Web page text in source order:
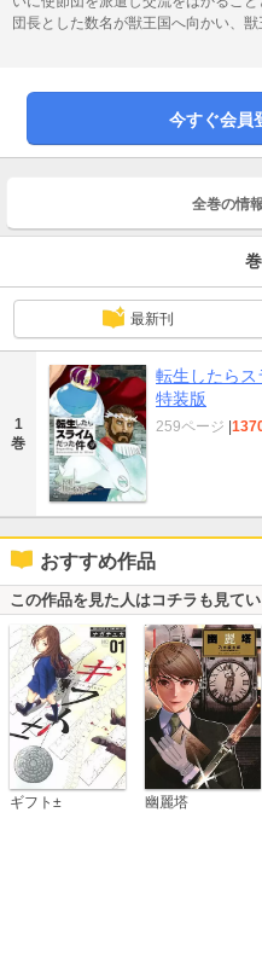
団長とした数名が獣王国へ向かい、
る使節団がテンペストに到着。順調
今すぐ会員
全巻の情
最新刊
1
巻
転生したらス
特装版
259ページ |
おすすめ作品
この作品を見た人はコチラも見て
ギフト± 幽麗塔